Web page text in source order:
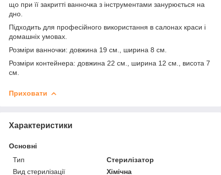
що при її закритті ванночка з інструментами занурюється на
дно.
Підходить для професійного використання в салонах краси і
домашніх умовах.
Розміри ванночки: довжина 19 см., ширина 8 см.
Розміри контейнера: довжина 22 см., ширина 12 см., висота 7
см.
Приховати
Характеристики
Основні
Тип
Стерилізатор
Вид стерилізації
Хімічна